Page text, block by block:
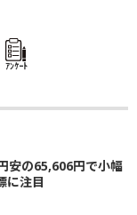
ｱﾝｹｰﾄ
安の65,606円で小幅
に注目